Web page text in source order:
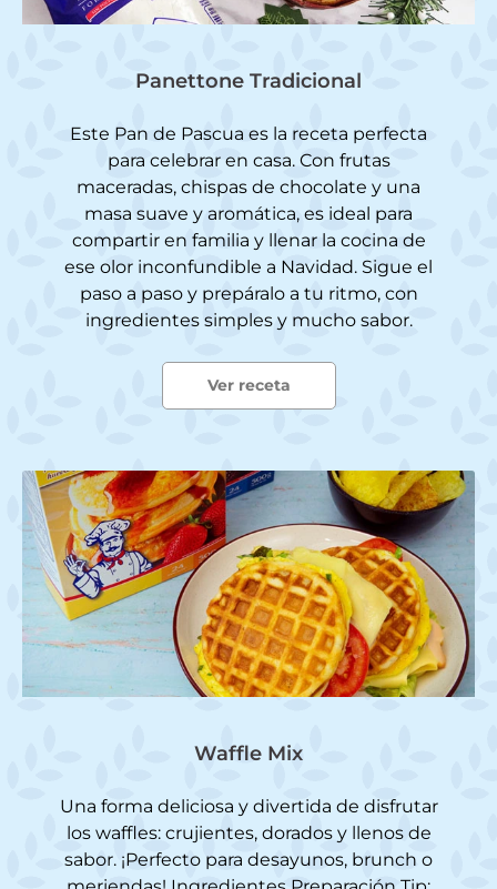
Panettone Tradicional
Este Pan de Pascua es la receta perfecta
para celebrar en casa. Con frutas
maceradas, chispas de chocolate y una
masa suave y aromática, es ideal para
compartir en familia y llenar la cocina de
ese olor inconfundible a Navidad. Sigue el
paso a paso y prepáralo a tu ritmo, con
ingredientes simples y mucho sabor.
Ver receta
Waffle Mix
Una forma deliciosa y divertida de disfrutar
los waffles: crujientes, dorados y llenos de
sabor. ¡Perfecto para desayunos, brunch o